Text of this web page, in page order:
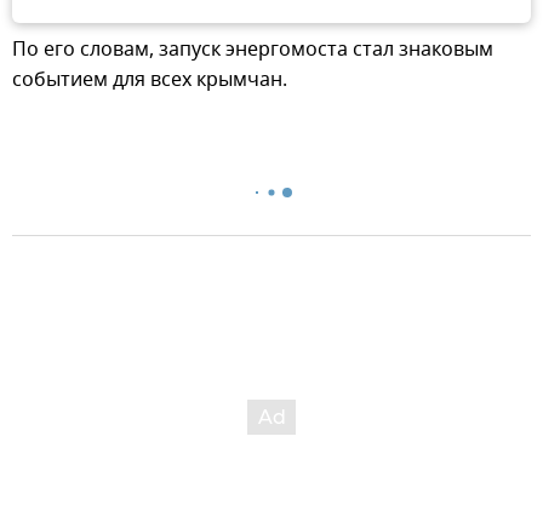
По его словам, запуск энергомоста стал знаковым
событием для всех крымчан.